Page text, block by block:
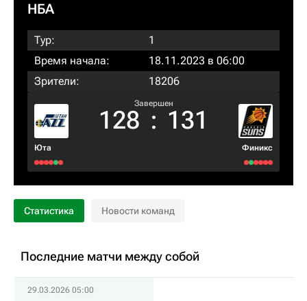
НБА
Тур:
1
Время начала:
18.11.2023 в 06:00
Зрители:
18206
Юта
Завершен
128 : 131
Финикс
Статистика Новости команд
Последние матчи между собой
29.03.2026 05:00